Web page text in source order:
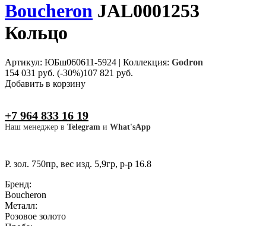
Boucheron JAL0001253
Кольцо
Артикул: ЮБш060611-5924 | Коллекция: Godron
154 031 руб. (-30%)107 821 руб.
Добавить в корзину
+7 964 833 16 19
Наш менеджер в Telegram и What'sApp
Р. зол. 750пр, вес изд. 5,9гр, р-р 16.8
Бренд:
Boucheron
Металл:
Розовое золото